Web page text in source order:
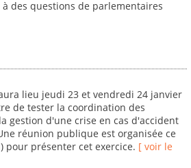
des questions de parlementaires
lieu jeudi 23 et vendredi 24 janvier
de tester la coordination des
gestion d'une crise en cas d'accident
réunion publique est organisée ce
pour présenter cet exercice. [ voir le